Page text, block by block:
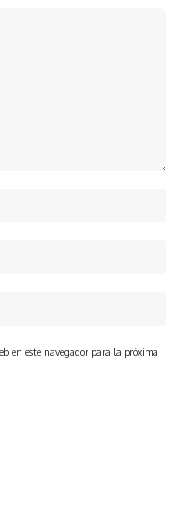
en este navegador para la próxima